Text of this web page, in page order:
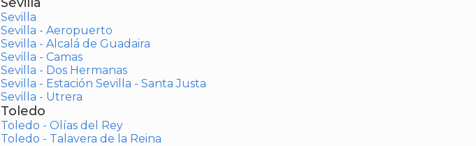
Sevilla
Sevilla - Aeropuerto
Sevilla - Alcalá de Guadaira
Sevilla - Camas
Sevilla - Dos Hermanas
Sevilla - Estación Sevilla - Santa Justa
Sevilla - Utrera
Toledo
Toledo - Olías del Rey
Toledo - Talavera de la Reina